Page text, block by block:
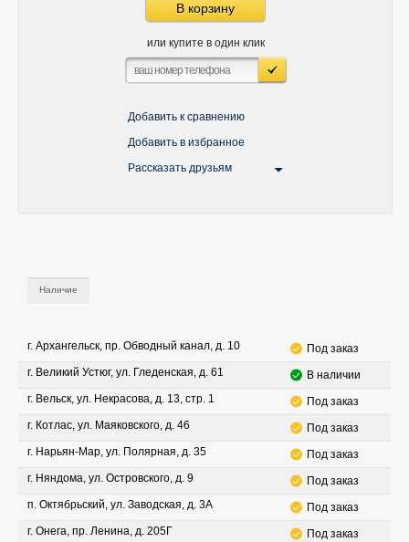
В корзину
или купите в один клик
Добавить к сравнению
Добавить в избранное
Рассказать друзьям
Наличие
г. Архангельск, пр. Обводный канал, д. 10
Под заказ
г. Великий Устюг, ул. Гледенская, д. 61
В наличии
г. Вельск, ул. Некрасова, д. 13, стр. 1
Под заказ
г. Котлас, ул. Маяковского, д. 46
Под заказ
г. Нарьян-Мар, ул. Полярная, д. 35
Под заказ
г. Няндома, ул. Островского, д. 9
Под заказ
п. Октябрьский, ул. Заводская, д. 3А
Под заказ
г. Онега, пр. Ленина, д. 205Г
Под заказ